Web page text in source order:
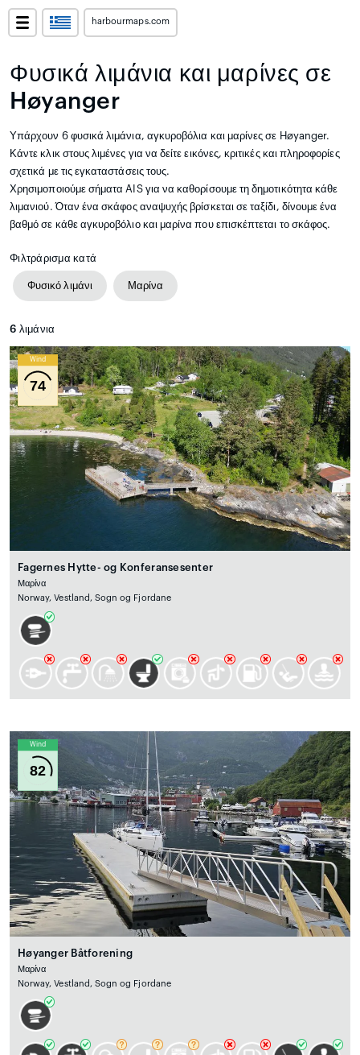
harbourmaps.com
Φυσικά λιμάνια και μαρίνες σε
Høyanger
Υπάρχουν 6 φυσικά λιμάνια, αγκυροβόλια και μαρίνες σε Høyanger.
Κάντε κλικ στους λιμένες για να δείτε εικόνες, κριτικές και πληροφορίες
σχετικά με τις εγκαταστάσεις τους.
Χρησιμοποιούμε σήματα AIS για να καθορίσουμε τη δημοτικότητα κάθε
λιμανιού. Όταν ένα σκάφος αναψυχής βρίσκεται σε ταξίδι, δίνουμε ένα
βαθμό σε κάθε αγκυροβόλιο και μαρίνα που επισκέπτεται το σκάφος.
Φιλτράρισμα κατά
Φυσικό λιμάνι Μαρίνα
6 λιμάνια
Wind
74
Fagernes Hytte- og Konferansesenter
Μαρίνα
Norway, Vestland, Sogn og Fjordane
Wind
82
Høyanger Båtforening
Μαρίνα
Norway, Vestland, Sogn og Fjordane